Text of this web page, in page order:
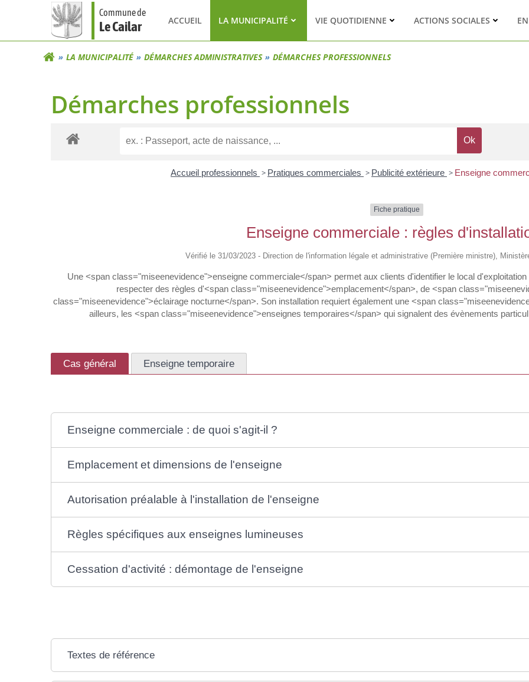
Commune de
Le Cailar ACCUEIL LA MUNICIPALITÉ VIE QUOTIDIENNE ACTIONS SOCIALES
LA MUNICIPALITÉ DÉMARCHES ADMINISTRATIVES DÉMARCHES PROFESSIONNELS
Démarches professionnels
Accueil professionnels > Pratiques commerciales > Publicité extérieure > Enseigne
Fiche pratique
Enseigne commerciale : règles
Vérifié le 31/03/2023 - Direction de l'information légale et administrative (Première ministre),
Une <span class="miseenevidence">enseigne commerciale</span> permet aux clients d'identifier le local
respecter des règles d'<span class="miseenevidence">emplacement</span>, de <span
class="miseenevidence">éclairage nocturne</span>. Son installation requiert également une <span
ailleurs, les <span class="miseenevidence">enseignes temporaires</span> qui signalent des évènements
Cas général Enseigne temporaire
Enseigne commerciale : de quoi s'agit-il ?
Emplacement et dimensions de l'enseigne
Autorisation préalable à l'installation de l'enseigne
Règles spécifiques aux enseignes lumineuses
Cessation d'activité : démontage de l'enseigne
Textes de référence